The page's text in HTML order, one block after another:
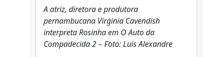
A atriz, diretora e produtora
pernambucana Virginia Cavendish
interpreta Rosinha em O Auto da
Compadecida 2 – Foto: Luis Alexandre